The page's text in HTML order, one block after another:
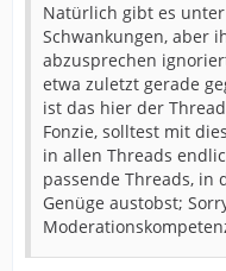
Natürlich gibt es
Schwankungen, aber
abzusprechen
etwa zuletzt gerade
ist das hier der
Fonzie, solltest mit
in allen Threads
passende Threads, in
Genüge austobst;